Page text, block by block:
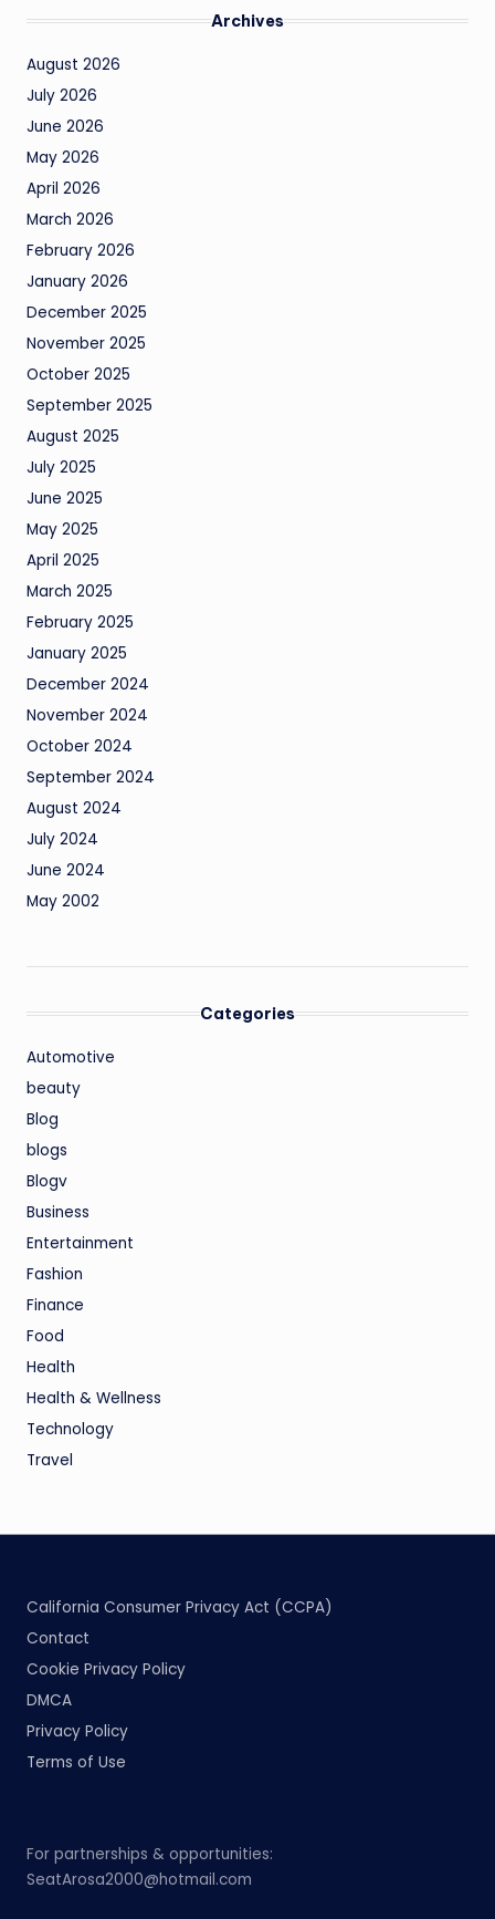
Archives
August 2026
July 2026
June 2026
May 2026
April 2026
March 2026
February 2026
January 2026
December 2025
November 2025
October 2025
September 2025
August 2025
July 2025
June 2025
May 2025
April 2025
March 2025
February 2025
January 2025
December 2024
November 2024
October 2024
September 2024
August 2024
July 2024
June 2024
May 2002
Categories
Automotive
beauty
Blog
blogs
Blogv
Business
Entertainment
Fashion
Finance
Food
Health
Health & Wellness
Technology
Travel
California Consumer Privacy Act (CCPA)
Contact
Cookie Privacy Policy
DMCA
Privacy Policy
Terms of Use
For partnerships & opportunities:
SeatArosa2000@hotmail.com